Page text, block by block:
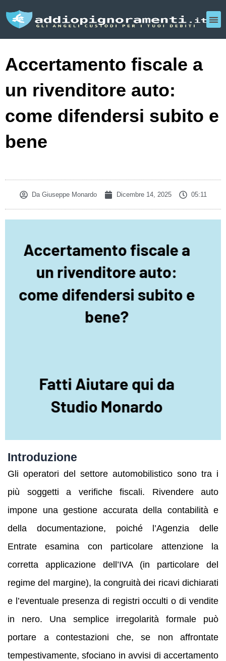
Accertamento fiscale a
un rivenditore auto:
come difendersi subito e
bene
DaGiuseppe Monardo Dicembre 14, 2025 05:11
Introduzione
Gli operatori del settore automobilistico sono tra i
più soggetti a verifiche fiscali. Rivendere auto
impone una gestione accurata della contabilità e
della documentazione, poiché l’Agenzia delle
Entrate esamina con particolare attenzione la
corretta applicazione dell’IVA (in particolare del
regime del margine), la congruità dei ricavi dichiarati
e l’eventuale presenza di registri occulti o di vendite
in nero. Una semplice irregolarità formale può
portare a contestazioni che, se non affrontate
tempestivamente, sfociano in avvisi di accertamento